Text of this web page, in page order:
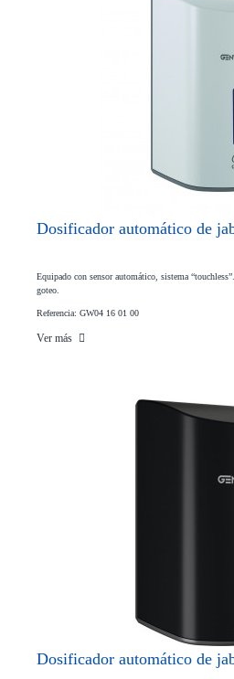
Dosificador automático de
Equipado con sensor automático, sistema
goteo.
Referencia: GW04 16 01 00
Ver más
Dosificador automático de